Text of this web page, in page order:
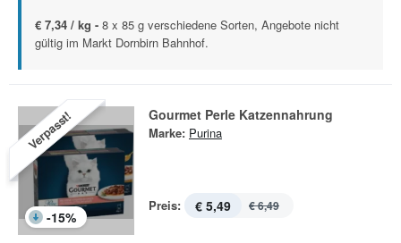
€ 7,34 / kg - 8 x 85 g verschiedene Sorten, Angebote nicht
gültig im Markt Dornbirn Bahnhof.
Verpasst!
-15%
Gourmet Perle Katzennahrung
Marke: Purina
Preis: € 5,49 € 6,49